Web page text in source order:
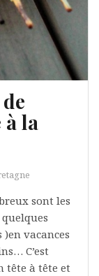
à la
sont les
vacances
C’est
tête à tête et